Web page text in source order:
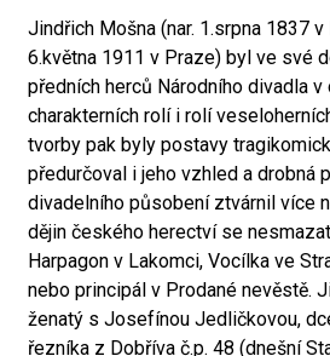
Jindřich Mošna (nar. 1.srpna 1837
6.května 1911 v Praze) byl ve své
předních herců Národního divadla v
charakterních rolí i rolí
tvorby pak byly postavy
předurčoval i jeho vzhled a drobná
divadelního působení ztvárnil více
dějin českého herectví se
Harpagon v Lakomci, Vocílka ve
nebo principál v Prodané nevěstě.
ženatý s Josefínou Jedličkovou,
řezníka z Dobříva č.p. 48 (dnešní